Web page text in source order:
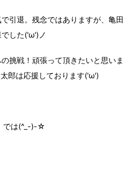
引退。残念ではありますが、亀田
した('ω')ノ
挑戦！頑張って頂きたいと思いま
郎は応援しております('ω')
では(^_-)-☆